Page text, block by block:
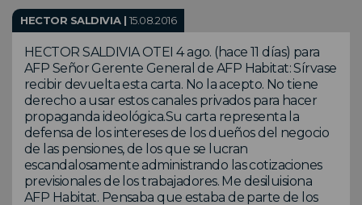
HECTOR SALDIVIA | 15.08.2016
HECTOR SALDIVIA OTEI 4 ago. (hace 11 días) para
AFP Señor Gerente General de AFP Habitat: Sírvase
recibir devuelta esta carta. No la acepto. No tiene
derecho a usar estos canales privados para hacer
propaganda ideológica.Su carta representa la
defensa de los intereses de los dueños del negocio
de las pensiones, de los que se lucran
escandalosamente administrando las cotizaciones
previsionales de los trabajadores. Me desiluisiona
AFP Habitat. Pensaba que estaba de parte de los